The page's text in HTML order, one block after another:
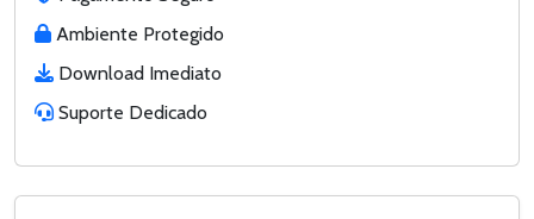
Ambiente Protegido
Download Imediato
Suporte Dedicado